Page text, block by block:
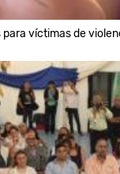
víctimas de